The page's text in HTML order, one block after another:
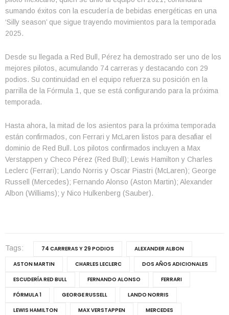
sumando éxitos con la escudería de bebidas energéticas en una
‘Silly season’ que sigue trayendo movimientos para la temporada
2025.
Desde su llegada a Red Bull, Pérez ha demostrado ser uno de los
mejores pilotos, acumulando 74 carreras y destacando con 29
podios. Su continuidad en el equipo refuerza su posición en la
parrilla de la Fórmula 1, que se está configurando para la próxima
temporada.
Hasta ahora, la mitad de los asientos para la próxima temporada
están confirmados, con Ferrari y McLaren listos para desafiar el
dominio de Red Bull. Los pilotos confirmados incluyen a Max
Verstappen y Checo Pérez (Red Bull); Lewis Hamilton y Charles
Leclerc (Ferrari); Lando Norris y Oscar Piastri (McLaren); George
Russell (Mercedes); Fernando Alonso (Aston Martin); Alexander
Albon (Williams); y Nico Hulkenberg (Sauber).
Tags: 74 CARRERAS Y 29 PODIOS
ALEXANDER ALBON
ASTON MARTIN
CHARLES LECLERC
DOS AÑOS ADICIONALES
ESCUDERÍA RED BULL
FERNANDO ALONSO
FERRARI
FÓRMULA 1
GEORGE RUSSELL
LANDO NORRIS
LEWIS HAMILTON
MAX VERSTAPPEN
MERCEDES